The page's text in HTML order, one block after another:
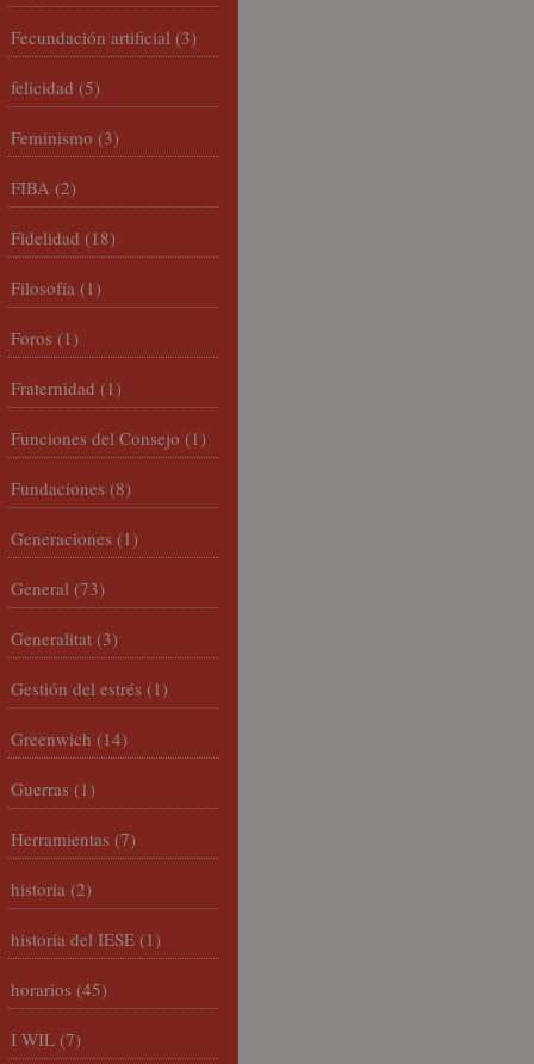
Fecundación artificial (3)
felicidad (5)
Feminismo (3)
FIBA (2)
Fidelidad (18)
Filosofía (1)
Foros (1)
Fraternidad (1)
Funciones del Consejo (1)
Fundaciones (8)
Generaciones (1)
General (73)
Generalitat (3)
Gestión del estrés (1)
Greenwich (14)
Guerras (1)
Herramientas (7)
historia (2)
historia del IESE (1)
horarios (45)
I WIL (7)